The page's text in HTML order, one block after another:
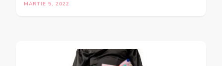
MARTIE 5, 2022